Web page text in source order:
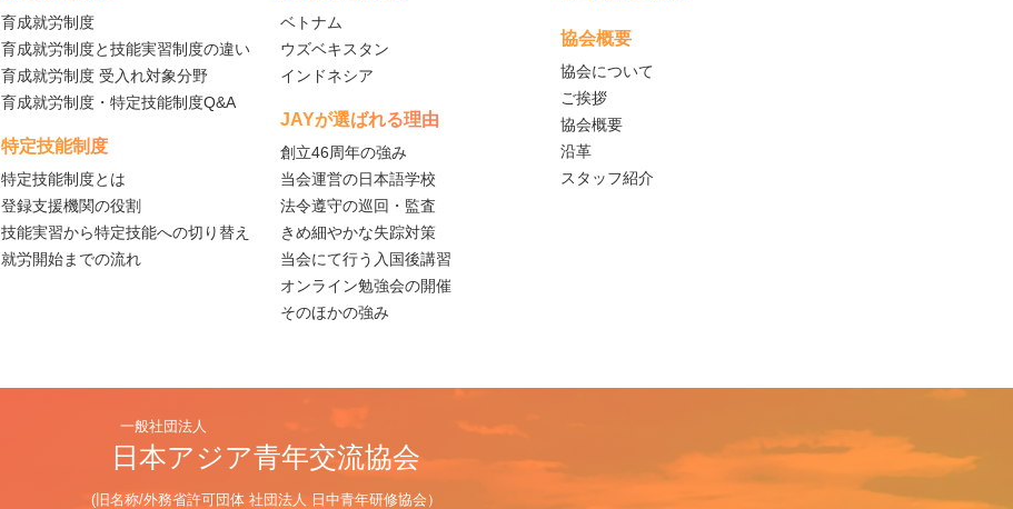
育成就労制度
育成就労制度と技能実習制度の違い
育成就労制度 受入れ対象分野
育成就労制度・特定技能制度Q&A
特定技能制度
特定技能制度とは
登録支援機関の役割
技能実習から特定技能への切り替え
就労開始までの流れ
ベトナム
ウズベキスタン
インドネシア
JAYが選ばれる理由
創立46周年の強み
当会運営の日本語学校
法令遵守の巡回・監査
きめ細やかな失踪対策
当会にて行う入国後講習
オンライン勉強会の開催
そのほかの強み
協会概要
協会について
ご挨拶
協会概要
沿革
スタッフ紹介
一般社団法人
日本アジア青年交流協会
(旧名称/外務省許可団体 社団法人 日中青年研修協会）